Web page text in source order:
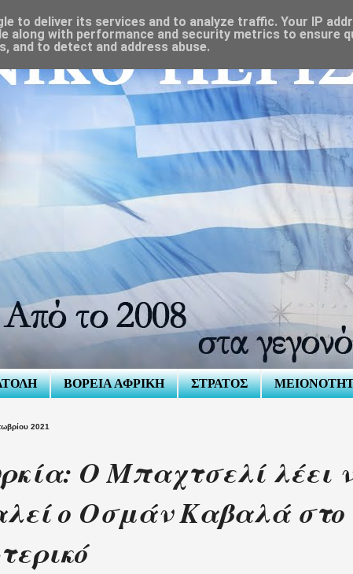
ΒΟΡΕΙΑ ΑΦΡΙΚΗ ΣΤΡΑΤΟΣ
2021
Ο Μπαχτσελί λέει
ο Οσμάν Καβαλά στο
to deliver its services and to analyze traffic. Your IP
along with performance and security metrics to ensure
and to detect and address abuse.